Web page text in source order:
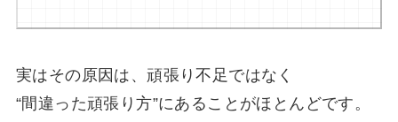
実はその原因は、頑張り不足ではなく
“間違った頑張り方”にあることがほとんどです。